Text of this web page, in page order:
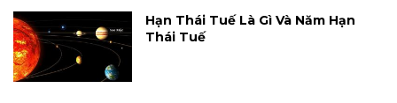
Hạn Thái Tuế Là Gì Và Năm Hạn
Thái Tuế